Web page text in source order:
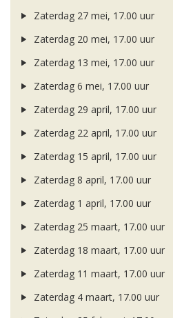
Zaterdag 27 mei, 17.00 uur
Zaterdag 20 mei, 17.00 uur
Zaterdag 13 mei, 17.00 uur
Zaterdag 6 mei, 17.00 uur
Zaterdag 29 april, 17.00 uur
Zaterdag 22 april, 17.00 uur
Zaterdag 15 april, 17.00 uur
Zaterdag 8 april, 17.00 uur
Zaterdag 1 april, 17.00 uur
Zaterdag 25 maart, 17.00 uur
Zaterdag 18 maart, 17.00 uur
Zaterdag 11 maart, 17.00 uur
Zaterdag 4 maart, 17.00 uur